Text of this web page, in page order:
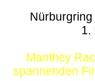
1.
Manthey
spannenden